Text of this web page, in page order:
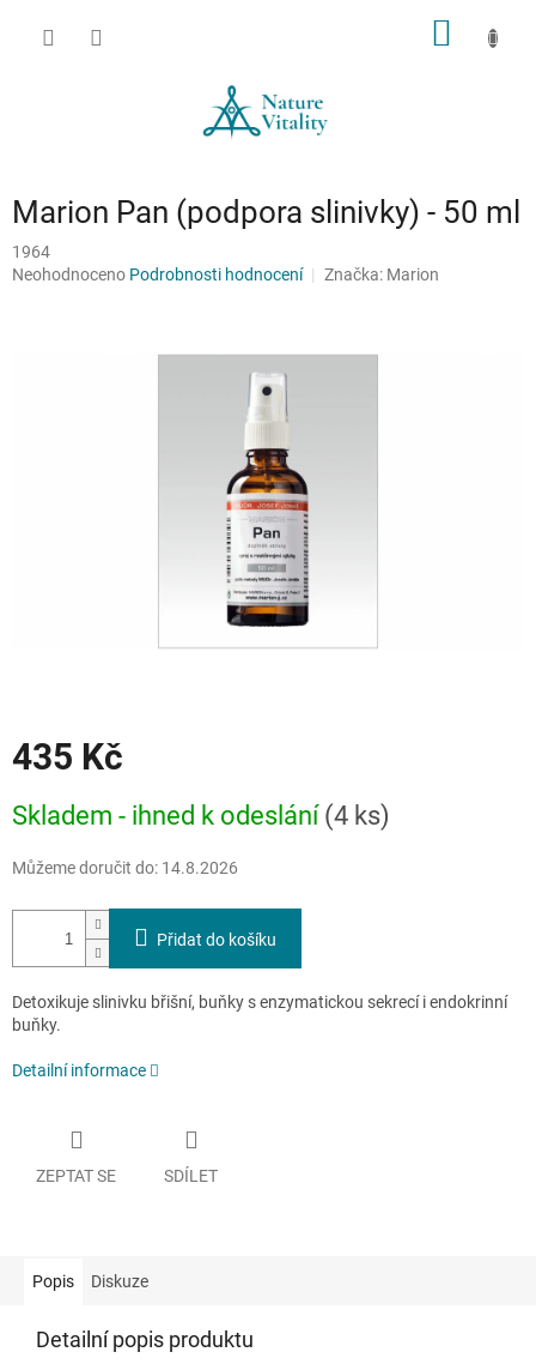
Marion Pan (podpora slinivky) - 50 ml
1964
Průměrné
Neohodnoceno Podrobnosti hodnocení Značka: Marion
435 Kč
cena:
Skladem - ihned k odeslání (4 ks)
Můžeme doručit do: 14.8.2026
Přidat do košíku
Detoxikuje slinivku břišní, buňky s enzymatickou sekrecí i endokrinní
buňky.
Detailní informace
ZEPTAT SE SDÍLET
Popis Diskuze
Detailní popis produktu